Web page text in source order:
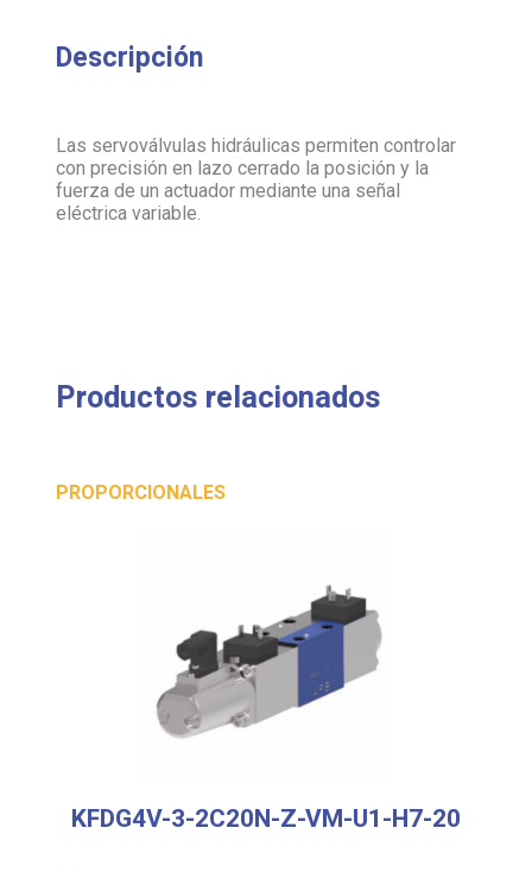
Descripción
Las servoválvulas hidráulicas permiten controlar
con precisión en lazo cerrado la posición y la
fuerza de un actuador mediante una señal
eléctrica variable.
Productos relacionados
PROPORCIONALES
KFDG4V-3-2C20N-Z-VM-U1-H7-20